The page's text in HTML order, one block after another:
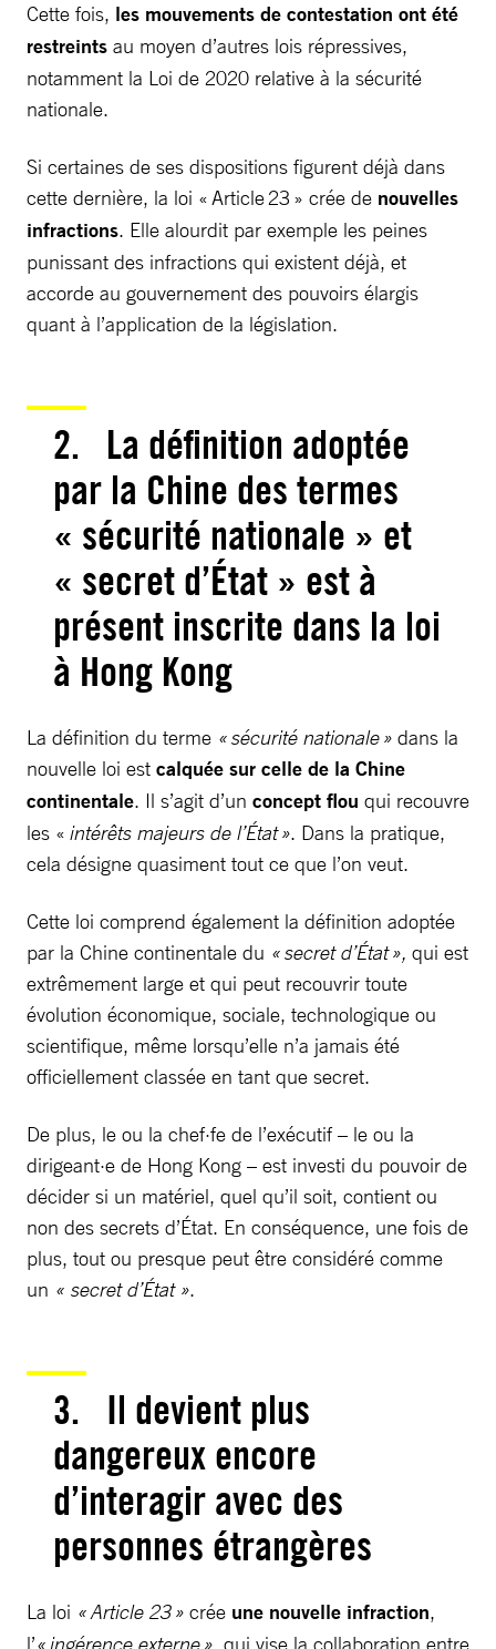
Cette fois, les mouvements de contestation ont été
restreints au moyen d’autres lois répressives,
notamment la Loi de 2020 relative à la sécurité
nationale.
Si certaines de ses dispositions figurent déjà dans
cette dernière, la loi « Article 23 » crée de nouvelles
infractions. Elle alourdit par exemple les peines
punissant des infractions qui existent déjà, et
accorde au gouvernement des pouvoirs élargis
quant à l’application de la législation.
2. La définition adoptée
par la Chine des termes
« sécurité nationale » et
« secret d’État » est à
présent inscrite dans la loi
à Hong Kong
La définition du terme « sécurité nationale » dans la
nouvelle loi est calquée sur celle de la Chine
continentale. Il s’agit d’un concept flou qui recouvre
les « intérêts majeurs de l’État ». Dans la pratique,
cela désigne quasiment tout ce que l’on veut.
Cette loi comprend également la définition adoptée
par la Chine continentale du « secret d’État », qui est
extrêmement large et qui peut recouvrir toute
évolution économique, sociale, technologique ou
scientifique, même lorsqu’elle n’a jamais été
officiellement classée en tant que secret.
De plus, le ou la chef·fe de l’exécutif – le ou la
dirigeant·e de Hong Kong – est investi du pouvoir de
décider si un matériel, quel qu’il soit, contient ou
non des secrets d’État. En conséquence, une fois de
plus, tout ou presque peut être considéré comme
un « secret d’État ».
3. Il devient plus
dangereux encore
d’interagir avec des
personnes étrangères
La loi « Article 23 » crée une nouvelle infraction,
l’« ingérence externe », qui vise la collaboration entre